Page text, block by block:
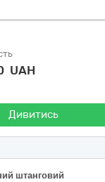
UAH
Дивитись
штанговий